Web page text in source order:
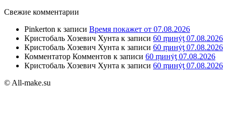
Свежие комментарии
Pinkerton к записи Время покажет от 07.08.2026
Кристобаль Хозевич Хунта к записи 60 ṃинẏƫ 07.08.2026
Кристобаль Хозевич Хунта к записи 60 ṃинẏƫ 07.08.2026
Комментатор Комментов к записи 60 ṃинẏƫ 07.08.2026
Кристобаль Хозевич Хунта к записи 60 ṃинẏƫ 07.08.2026
© All-make.su